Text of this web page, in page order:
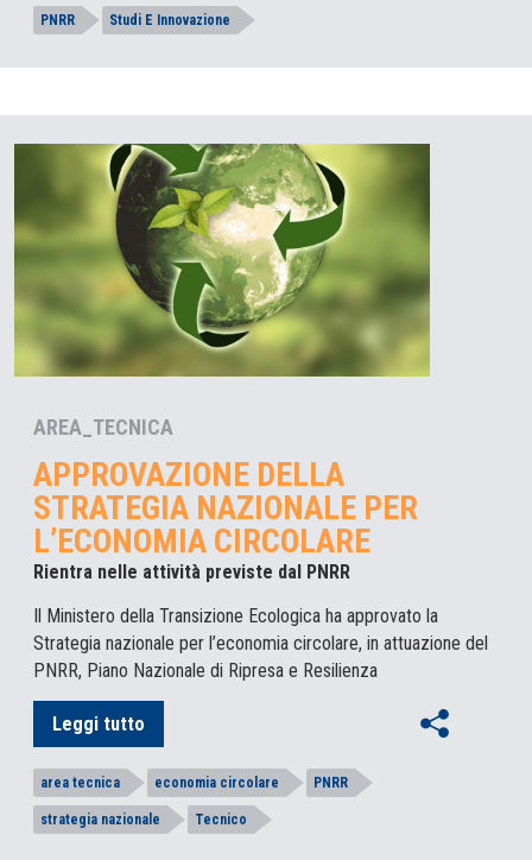
PNRR Studi E Innovazione
AREA_TECNICA
APPROVAZIONE DELLA
STRATEGIA NAZIONALE PER
L’ECONOMIA CIRCOLARE
Rientra nelle attività previste dal PNRR
Il Ministero della Transizione Ecologica ha approvato la
Strategia nazionale per l’economia circolare, in attuazione del
PNRR, Piano Nazionale di Ripresa e Resilienza
Leggi tutto
area tecnica economia circolare PNRR
strategia nazionale Tecnico